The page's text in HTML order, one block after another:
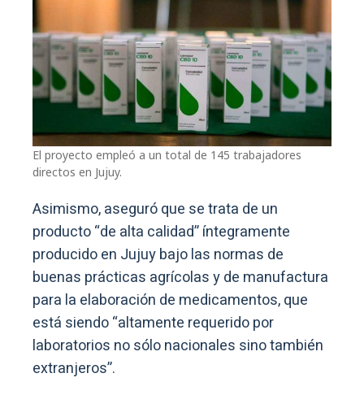
El proyecto empleó a un total de 145 trabajadores
directos en Jujuy.
Asimismo, aseguró que se trata de un
producto “de alta calidad” íntegramente
producido en Jujuy bajo las normas de
buenas prácticas agrícolas y de manufactura
para la elaboración de medicamentos, que
está siendo “altamente requerido por
laboratorios no sólo nacionales sino también
extranjeros”.